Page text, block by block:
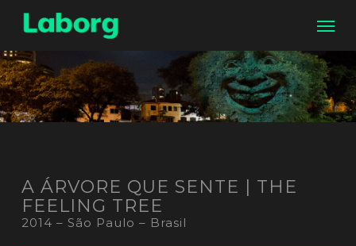
main
content
A ÁRVORE QUE SENTE | THE
FEELING TREE
2014 – São Paulo – Brasil